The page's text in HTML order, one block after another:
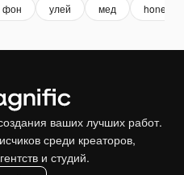
фон улей мед
ваших лучших работ.
среди креаторов,
и студий.